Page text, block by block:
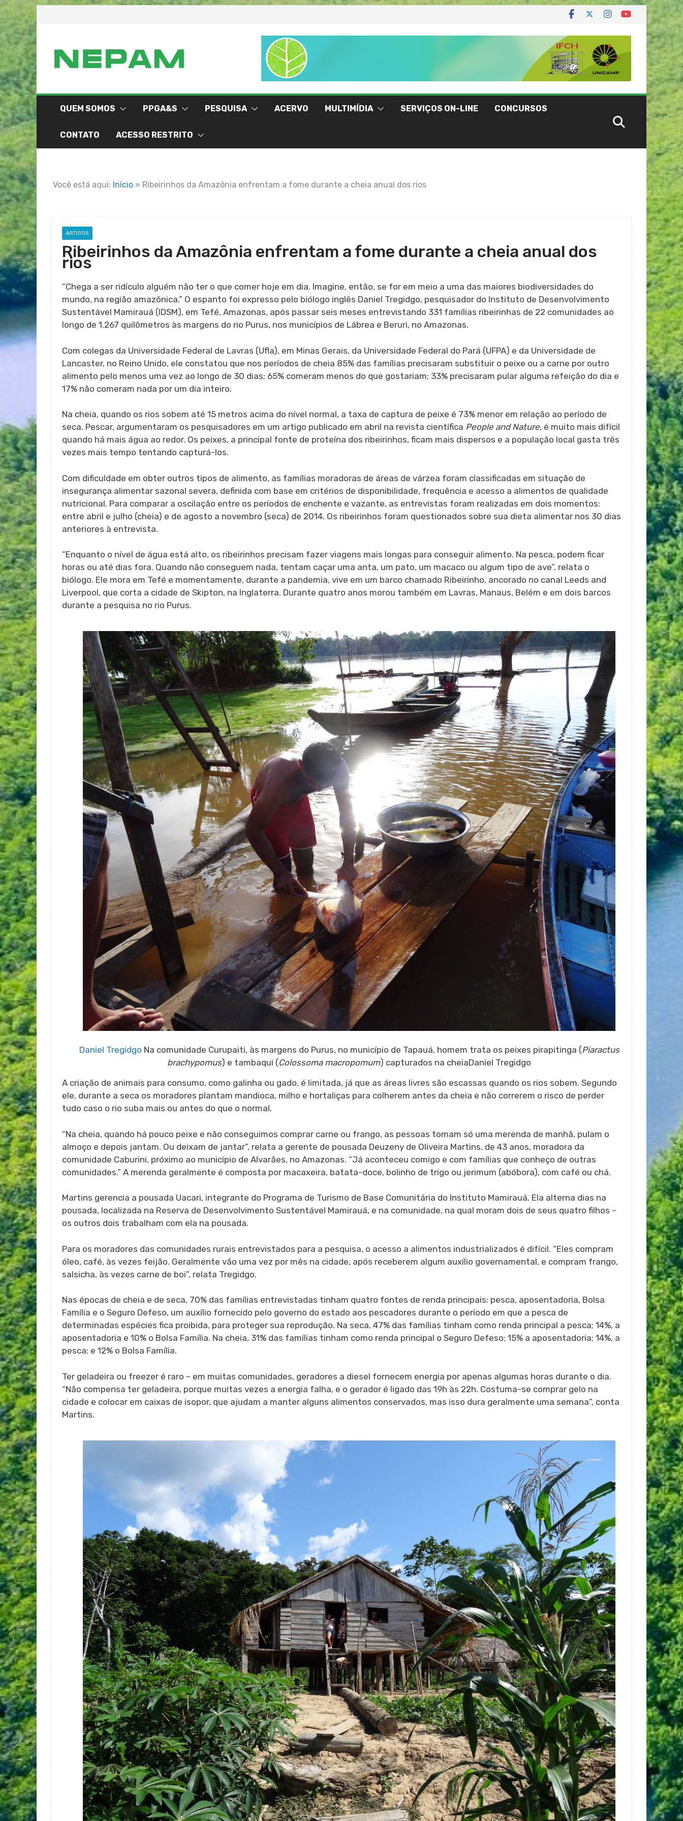
to
QUEM SOMOS PPGA&S PESQUISA ACERVO MULTIMÍDIA SERVIÇOS ON-LINE CONCURSOS
CONTATO ACESSO RESTRITO
Você está aqui: Início » Ribeirinhos da Amazônia enfrentam a fome durante a cheia anual dos rios
ARTIGOS
Ribeirinhos da Amazônia enfrentam a fome durante a cheia anual dos
rios
“Chega a ser ridículo alguém não ter o que comer hoje em dia. Imagine, então, se for em meio a uma das maiores biodiversidades do
mundo, na região amazônica.” O espanto foi expresso pelo biólogo inglês Daniel Tregidgo, pesquisador do Instituto de Desenvolvimento
Sustentável Mamirauá (IDSM), em Tefé, Amazonas, após passar seis meses entrevistando 331 famílias ribeirinhas de 22 comunidades ao
longo de 1.267 quilômetros às margens do rio Purus, nos municípios de Lábrea e Beruri, no Amazonas.
Com colegas da Universidade Federal de Lavras (Ufla), em Minas Gerais, da Universidade Federal do Pará (UFPA) e da Universidade de
Lancaster, no Reino Unido, ele constatou que nos períodos de cheia 85% das famílias precisaram substituir o peixe ou a carne por outro
alimento pelo menos uma vez ao longo de 30 dias; 65% comeram menos do que gostariam; 33% precisaram pular alguma refeição do dia e
17% não comeram nada por um dia inteiro.
Na cheia, quando os rios sobem até 15 metros acima do nível normal, a taxa de captura de peixe é 73% menor em relação ao período de
seca. Pescar, argumentaram os pesquisadores em um artigo publicado em abril na revista científica People and Nature, é muito mais difícil
quando há mais água ao redor. Os peixes, a principal fonte de proteína dos ribeirinhos, ficam mais dispersos e a população local gasta três
vezes mais tempo tentando capturá-los.
Com dificuldade em obter outros tipos de alimento, as famílias moradoras de áreas de várzea foram classificadas em situação de
insegurança alimentar sazonal severa, definida com base em critérios de disponibilidade, frequência e acesso a alimentos de qualidade
nutricional. Para comparar a oscilação entre os períodos de enchente e vazante, as entrevistas foram realizadas em dois momentos:
entre abril e julho (cheia) e de agosto a novembro (seca) de 2014. Os ribeirinhos foram questionados sobre sua dieta alimentar nos 30 dias
anteriores à entrevista.
“Enquanto o nível de água está alto, os ribeirinhos precisam fazer viagens mais longas para conseguir alimento. Na pesca, podem ficar
horas ou até dias fora. Quando não conseguem nada, tentam caçar uma anta, um pato, um macaco ou algum tipo de ave”, relata o
biólogo. Ele mora em Tefé e momentamente, durante a pandemia, vive em um barco chamado Ribeirinho, ancorado no canal Leeds and
Liverpool, que corta a cidade de Skipton, na Inglaterra. Durante quatro anos morou também em Lavras, Manaus, Belém e em dois barcos
durante a pesquisa no rio Purus.
Daniel Tregidgo Na comunidade Curupaiti, às margens do Purus, no município de Tapauá, homem trata os peixes pirapitinga (Piaractus
brachypomus) e tambaqui (Colossoma macropomum) capturados na cheiaDaniel Tregidgo
A criação de animais para consumo, como galinha ou gado, é limitada, já que as áreas livres são escassas quando os rios sobem. Segundo
ele, durante a seca os moradores plantam mandioca, milho e hortaliças para colherem antes da cheia e não correrem o risco de perder
tudo caso o rio suba mais ou antes do que o normal.
“Na cheia, quando há pouco peixe e não conseguimos comprar carne ou frango, as pessoas tomam só uma merenda de manhã, pulam o
almoço e depois jantam. Ou deixam de jantar”, relata a gerente de pousada Deuzeny de Oliveira Martins, de 43 anos, moradora da
comunidade Caburini, próximo ao município de Alvarães, no Amazonas. “Já aconteceu comigo e com famílias que conheço de outras
comunidades.” A merenda geralmente é composta por macaxeira, batata-doce, bolinho de trigo ou jerimum (abóbora), com café ou chá.
Martins gerencia a pousada Uacari, integrante do Programa de Turismo de Base Comunitária do Instituto Mamirauá. Ela alterna dias na
pousada, localizada na Reserva de Desenvolvimento Sustentável Mamirauá, e na comunidade, na qual moram dois de seus quatro filhos –
os outros dois trabalham com ela na pousada.
Para os moradores das comunidades rurais entrevistados para a pesquisa, o acesso a alimentos industrializados é difícil. “Eles compram
óleo, café, às vezes feijão. Geralmente vão uma vez por mês na cidade, após receberem algum auxílio governamental, e compram frango,
salsicha, às vezes carne de boi”, relata Tregidgo.
Nas épocas de cheia e de seca, 70% das famílias entrevistadas tinham quatro fontes de renda principais: pesca, aposentadoria, Bolsa
Família e o Seguro Defeso, um auxílio fornecido pelo governo do estado aos pescadores durante o período em que a pesca de
determinadas espécies fica proibida, para proteger sua reprodução. Na seca, 47% das famílias tinham como renda principal a pesca; 14%, a
aposentadoria e 10% o Bolsa Família. Na cheia, 31% das famílias tinham como renda principal o Seguro Defeso; 15% a aposentadoria; 14%, a
pesca; e 12% o Bolsa Família.
Ter geladeira ou freezer é raro – em muitas comunidades, geradores a diesel fornecem energia por apenas algumas horas durante o dia.
“Não compensa ter geladeira, porque muitas vezes a energia falha, e o gerador é ligado das 19h às 22h. Costuma-se comprar gelo na
cidade e colocar em caixas de isopor, que ajudam a manter alguns alimentos conservados, mas isso dura geralmente uma semana”, conta
Martins.